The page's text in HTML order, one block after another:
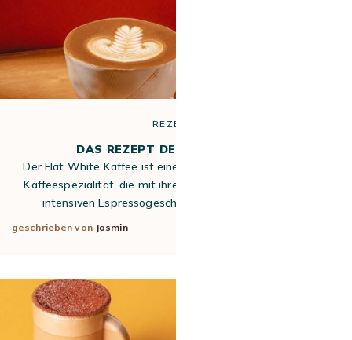
REZEPTE
DAS REZEPT DES FLAT WHITES
Der Flat White Kaffee ist eine australisch-neuseeländische
Kaffeespezialität, die mit ihrer cremigen Textur und ihrem
intensiven Espressogeschmack weltweit in jedem…
geschrieben von Jasmin